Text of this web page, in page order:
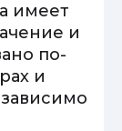
имеет
и
по-
и